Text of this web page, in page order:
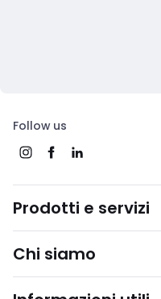
Follow us
Prodotti e servizi
Chi siamo